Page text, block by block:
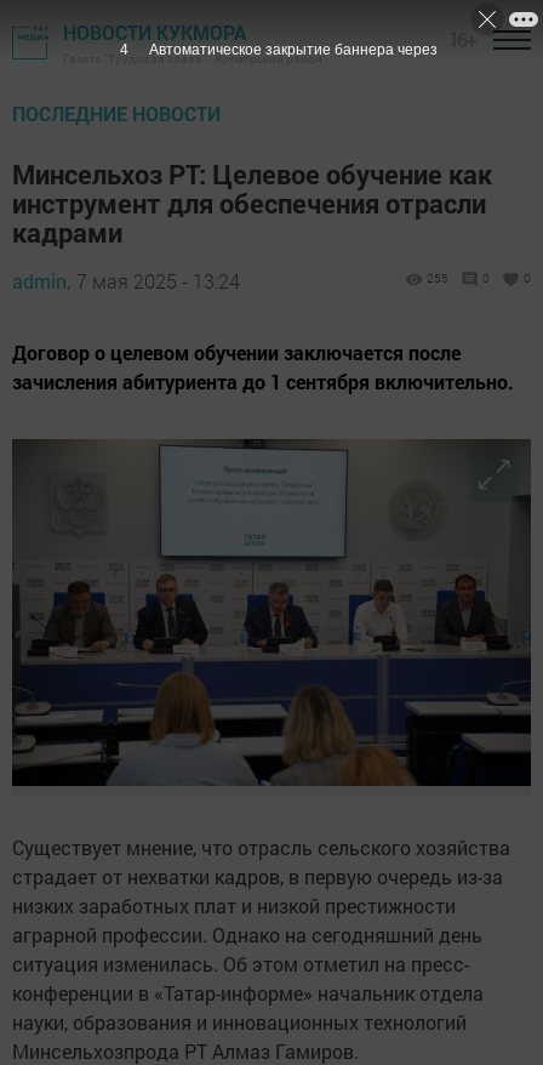
НОВОСТИ КУКМОРА
Газета "Трудовая слава" - Кукморский район
ПОСЛЕДНИЕ НОВОСТИ
Минсельхоз РТ: Целевое обучение как
инструмент для обеспечения отрасли
кадрами
admin, 7 мая 2025 - 13:24 255 0 0
Договор о целевом обучении заключается после
зачисления абитуриента до 1 сентября включительно.
Существует мнение, что отрасль сельского хозяйства
страдает от нехватки кадров, в первую очередь из-за
низких заработных плат и низкой престижности
аграрной профессии. Однако на сегодняшний день
ситуация изменилась. Об этом отметил на пресс-
конференции в «Татар-информе» начальник отдела
науки, образования и инновационных технологий
Минсельхозпрода РТ Алмаз Гамиров.
3 Автоматическое закрытие баннера через